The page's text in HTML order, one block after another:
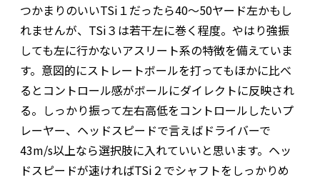
つかまりのいいTSi１だったら40～50ヤード左かもし
れませんが、TSi３は若干左に巻く程度。やはり強振
しても左に行かないアスリート系の特徴を備えていま
す。意図的にストレートボールを打ってもほかに比べ
るとコントロール感がボールにダイレクトに反映され
る。しっかり振って左右高低をコントロールしたいプ
レーヤー、ヘッドスピードで言えばドライバーで
43m/s以上なら選択肢に入れていいと思います。ヘッ
ドスピードが速ければTSi２でシャフトをしっかりめ